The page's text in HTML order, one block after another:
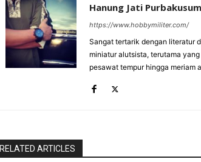
Hanung Jati
https://www.hobbymiliter.com/
Sangat tertarik dengan literatur
miniatur alutsista, terutama
pesawat tempur hingga meriam
RELATED ARTICLES